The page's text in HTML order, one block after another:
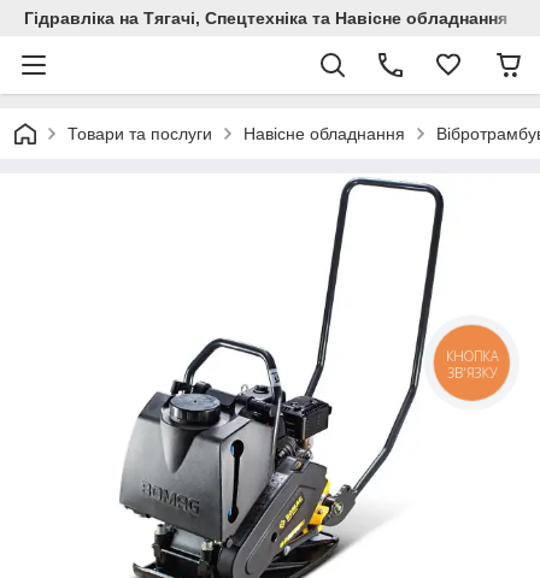
Гідравліка на Тягачі, Спецтехніка та Навісне обладнання
Товари та послуги Навісне обладнання
КНОПКА
ЗВ'ЯЗКУ